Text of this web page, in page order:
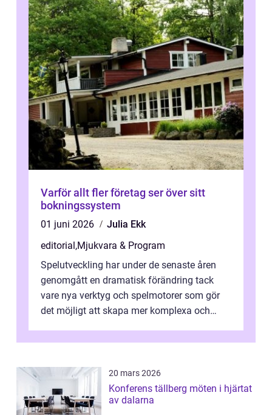
Varför allt fler företag ser över sitt
bokningssystem
01 juni 2026
Julia Ekk
editorial,Mjukvara & Program
Spelutveckling har under de senaste åren
genomgått en dramatisk förändring tack
vare nya verktyg och spelmotorer som gör
det möjligt att skapa mer komplexa och
20 mars 2026
Konferens tällberg möten i hjärtat
av dalarna